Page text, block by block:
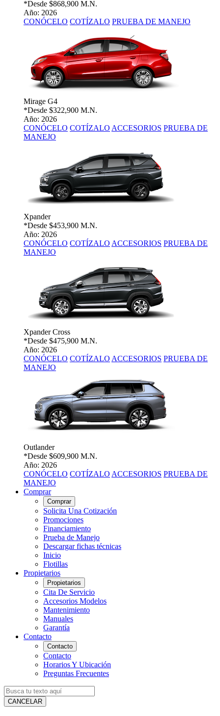
*Desde $868,900 M.N.
Año: 2026
CONÓCELO COTÍZALO PRUEBA DE MANEJO
Mirage G4
*Desde $322,900 M.N.
Año: 2026
CONÓCELO COTÍZALO ACCESORIOS PRUEBA DE
MANEJO
Xpander
*Desde $453,900 M.N.
Año: 2026
CONÓCELO COTÍZALO ACCESORIOS PRUEBA DE
MANEJO
Xpander Cross
*Desde $475,900 M.N.
Año: 2026
CONÓCELO COTÍZALO ACCESORIOS PRUEBA DE
MANEJO
Outlander
*Desde $609,900 M.N.
Año: 2026
CONÓCELO COTÍZALO ACCESORIOS PRUEBA DE
MANEJO
Comprar
Comprar
Solicita Una Cotización
Promociones
Financiamiento
Prueba de Manejo
Descargar fichas técnicas
Inicio
Flotillas
Propietarios
Propietarios
Cita De Servicio
Accesorios Modelos
Mantenimiento
Manuales
Garantía
Contacto
Contacto
Contacto
Horarios Y Ubicación
Preguntas Frecuentes
CANCELAR